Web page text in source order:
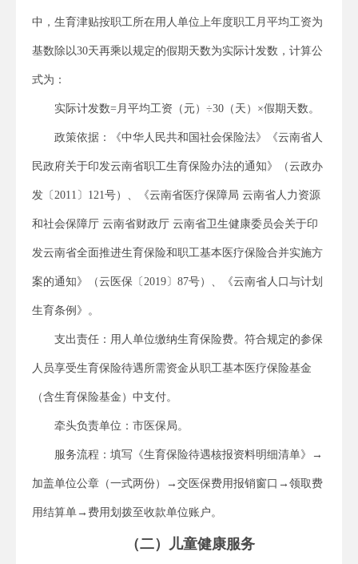
中，生育津贴按职工所在用人单位上年度职工月平均工资为
基数除以30天再乘以规定的假期天数为实际计发数，计算公
式为：
实际计发数=月平均工资（元）÷30（天）×假期天数。
政策依据：《中华人民共和国社会保险法》《云南省人
民政府关于印发云南省职工生育保险办法的通知》（云政办
发〔2011〕121号）、《云南省医疗保障局 云南省人力资源
和社会保障厅 云南省财政厅 云南省卫生健康委员会关于印
发云南省全面推进生育保险和职工基本医疗保险合并实施方
案的通知》（云医保〔2019〕87号）、《云南省人口与计划
生育条例》。
支出责任：用人单位缴纳生育保险费。符合规定的参保
人员享受生育保险待遇所需资金从职工基本医疗保险基金
（含生育保险基金）中支付。
牵头负责单位：市医保局。
服务流程：填写《生育保险待遇核报资料明细清单》→
加盖单位公章（一式两份）→交医保费用报销窗口→领取费
用结算单→费用划拨至收款单位账户。
（二）儿童健康服务